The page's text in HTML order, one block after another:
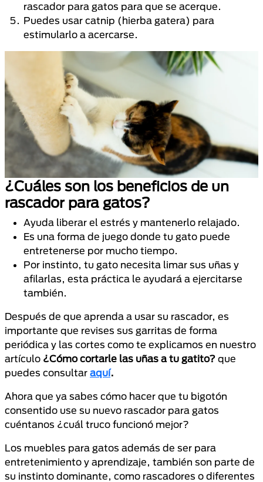
rascador para gatos para que se acerque.
Puedes usar catnip (hierba gatera) para
estimularlo a acercarse.
¿Cuáles son los beneficios de un
rascador para gatos?
Ayuda liberar el estrés y mantenerlo relajado.
Es una forma de juego donde tu gato puede
entretenerse por mucho tiempo.
Por instinto, tu gato necesita limar sus uñas y
afilarlas, esta práctica le ayudará a ejercitarse
también.
Después de que aprenda a usar su rascador, es
importante que revises sus garritas de forma
periódica y las cortes como te explicamos en nuestro
artículo ¿Cómo cortarle las uñas a tu gatito? que
puedes consultar aquí.
Ahora que ya sabes cómo hacer que tu bigotón
consentido use su nuevo rascador para gatos
cuéntanos ¿cuál truco funcionó mejor?
Los muebles para gatos además de ser para
entretenimiento y aprendizaje, también son parte de
su instinto dominante, como rascadores o diferentes